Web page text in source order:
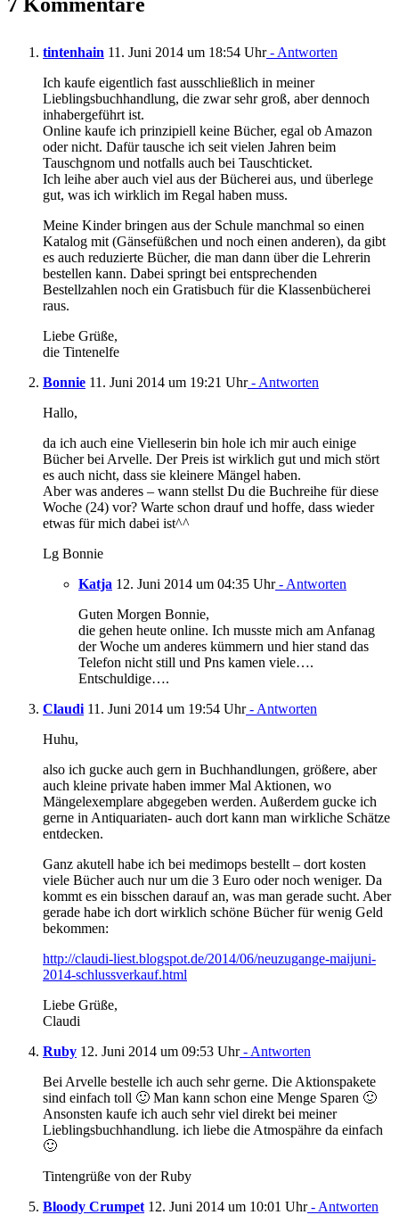
tintenhain 11. Juni 2014 um 18:54 Uhr- Antworten
Ich kaufe eigentlich fast ausschließlich in meiner
Lieblingsbuchhandlung, die zwar sehr groß, aber dennoch
inhabergeführt ist.
Online kaufe ich prinzipiell keine Bücher, egal ob Amazon
oder nicht. Dafür tausche ich seit vielen Jahren beim
Tauschgnom und notfalls auch bei Tauschticket.
Ich leihe aber auch viel aus der Bücherei aus, und überlege
gut, was ich wirklich im Regal haben muss.
Meine Kinder bringen aus der Schule manchmal so einen
Katalog mit (Gänsefüßchen und noch einen anderen), da gibt
es auch reduzierte Bücher, die man dann über die Lehrerin
bestellen kann. Dabei springt bei entsprechenden
Bestellzahlen noch ein Gratisbuch für die Klassenbücherei
raus.
Liebe Grüße,
die Tintenelfe
Bonnie 11. Juni 2014 um 19:21 Uhr- Antworten
Hallo,
da ich auch eine Vielleserin bin hole ich mir auch einige
Bücher bei Arvelle. Der Preis ist wirklich gut und mich stört
es auch nicht, dass sie kleinere Mängel haben.
Aber was anderes – wann stellst Du die Buchreihe für diese
Woche (24) vor? Warte schon drauf und hoffe, dass wieder
etwas für mich dabei ist^^
Lg Bonnie
Katja 12. Juni 2014 um 04:35 Uhr- Antworten
Guten Morgen Bonnie,
die gehen heute online. Ich musste mich am Anfanag
der Woche um anderes kümmern und hier stand das
Telefon nicht still und Pns kamen viele….
Entschuldige….
Claudi 11. Juni 2014 um 19:54 Uhr- Antworten
Huhu,
also ich gucke auch gern in Buchhandlungen, größere, aber
auch kleine private haben immer Mal Aktionen, wo
Mängelexemplare abgegeben werden. Außerdem gucke ich
gerne in Antiquariaten- auch dort kann man wirkliche Schätze
entdecken.
Ganz akutell habe ich bei medimops bestellt – dort kosten
viele Bücher auch nur um die 3 Euro oder noch weniger. Da
kommt es ein bisschen darauf an, was man gerade sucht. Aber
gerade habe ich dort wirklich schöne Bücher für wenig Geld
bekommen:
http://claudi-liest.blogspot.de/2014/06/neuzugange-maijuni-
2014-schlussverkauf.html
Liebe Grüße,
Claudi
Ruby 12. Juni 2014 um 09:53 Uhr- Antworten
Bei Arvelle bestelle ich auch sehr gerne. Die Aktionspakete
sind einfach toll 🙂 Man kann schon eine Menge Sparen 🙂
Ansonsten kaufe ich auch sehr viel direkt bei meiner
Lieblingsbuchhandlung. ich liebe die Atmospähre da einfach
🙂
Tintengrüße von der Ruby
Bloody Crumpet 12. Juni 2014 um 10:01 Uhr- Antworten